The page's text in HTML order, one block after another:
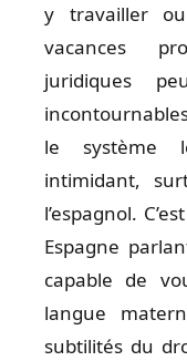
y travailler
vacances
juridiques
le système
intimidant,
l’espagnol.
Espagne
capable de
langue
subtilités du